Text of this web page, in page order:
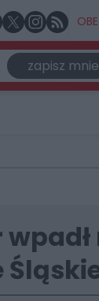
zapisz